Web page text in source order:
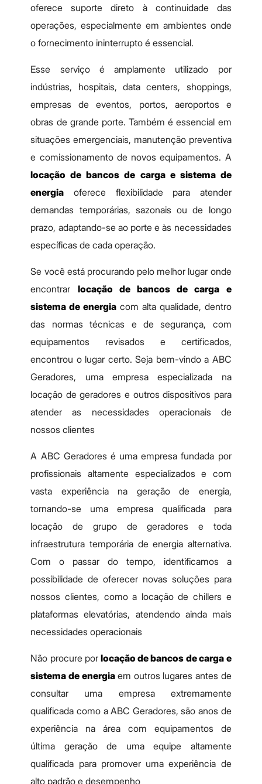
oferece suporte direto à continuidade das
operações, especialmente em ambientes onde
o fornecimento ininterrupto é essencial.
Esse serviço é amplamente utilizado por
indústrias, hospitais, data centers, shoppings,
empresas de eventos, portos, aeroportos e
obras de grande porte. Também é essencial em
situações emergenciais, manutenção preventiva
e comissionamento de novos equipamentos. A
locação de bancos de carga e sistema de
energia oferece flexibilidade para atender
demandas temporárias, sazonais ou de longo
prazo, adaptando-se ao porte e às necessidades
específicas de cada operação.
Se você está procurando pelo melhor lugar onde
encontrar locação de bancos de carga e
sistema de energia com alta qualidade, dentro
das normas técnicas e de segurança, com
equipamentos revisados e certificados,
encontrou o lugar certo. Seja bem-vindo a ABC
Geradores, uma empresa especializada na
locação de geradores e outros dispositivos para
atender as necessidades operacionais de
nossos clientes
A ABC Geradores é uma empresa fundada por
profissionais altamente especializados e com
vasta experiência na geração de energia,
tornando-se uma empresa qualificada para
locação de grupo de geradores e toda
infraestrutura temporária de energia alternativa.
Com o passar do tempo, identificamos a
possibilidade de oferecer novas soluções para
nossos clientes, como a locação de chillers e
plataformas elevatórias, atendendo ainda mais
necessidades operacionais
Não procure por locação de bancos de carga e
sistema de energiaem outros lugares antes de
consultar uma empresa extremamente
qualificada como a ABC Geradores, são anos de
experiência na área com equipamentos de
última geração de uma equipe altamente
qualificada para promover uma experiência de
alto padrão e desempenho